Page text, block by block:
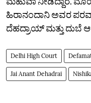
ಹಿರಾನಂದಾನಿ ಅವರ
ದೆಹದ್ರಾಯ್ ಮತ್ತು ದುಬೆ
Delhi High Court
Jai Anant Dehadrai